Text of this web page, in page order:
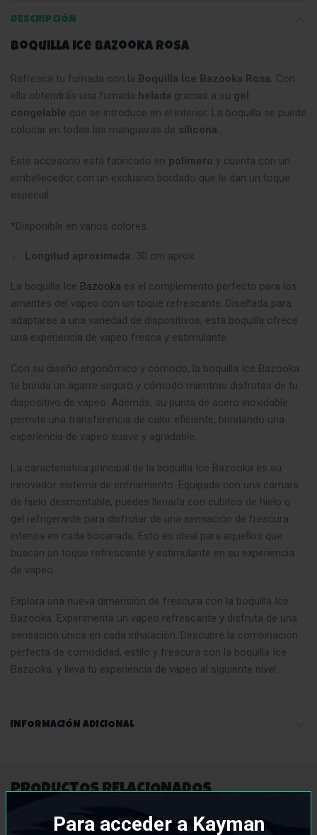
Para acceder a Kayman
DESCRIPCIÓN
Boquilla Ice Bazooka Rosa
Refresca tu fumada con la Boquilla Ice Bazooka Rosa Con
ella obtendrás una fumada helada gracias a su gel
congelable que se introduce en el interior. La boquilla se puede
colocar en todas las mangueras de silicona
Este accesorio está fabricado en polímero y cuenta con un
embellecedor con un exclusivo bordado que le dan un toque
especial
*Disponible en varios colores.
Longitud aproximada: 30 cm aprox.
La boquilla Ice Bazooka es el complemento perfecto para los
amantes del vapeo con un toque refrescante. Diseñada para
adaptarse a una variedad de dispositivos, esta boquilla ofrece
una experiencia de vapeo fresca y estimulante.
Con su diseño ergonómico y cómodo, la boquilla Ice Bazooka
te brinda un agarre seguro y cómodo mientras disfrutas de tu
dispositivo de vapeo. Además, su punta de acero inoxidable
permite una transferencia de calor eficiente, brindando una
experiencia de vapeo suave y agradable.
La característica principal de la boquilla Ice Bazooka es su
innovador sistema de enfriamiento. Equipada con una cámara
de hielo desmontable, puedes llenarla con cubitos de hielo o
gel refrigerante para disfrutar de una sensación de frescura
intensa en cada bocanada. Esto es ideal para aquellos que
buscan un toque refrescante y estimulante en su experiencia
de vapeo.
Explora una nueva dimensión de frescura con la boquilla Ice
Bazooka. Experimenta un vapeo refrescante y disfruta de una
sensación única en cada inhalación. Descubre la combinación
perfecta de comodidad, estilo y frescura con la boquilla Ice
Bazooka, y lleva tu experiencia de vapeo al siguiente nivel.
INFORMACIÓN ADICIONAL
PRODUCTOS RELACIONADOS